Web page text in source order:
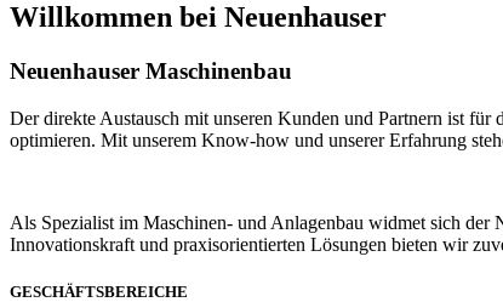
Willkommen bei Neuenhauser
Neuenhauser Maschinenbau
Der direkte Austausch mit unseren Kunden und Partnern ist für
optimieren. Mit unserem Know-how und unserer Erfahrung
Als Spezialist im Maschinen- und Anlagenbau widmet sich der
Innovationskraft und praxisorientierten Lösungen bieten wir
GESCHÄFTSBEREICHE